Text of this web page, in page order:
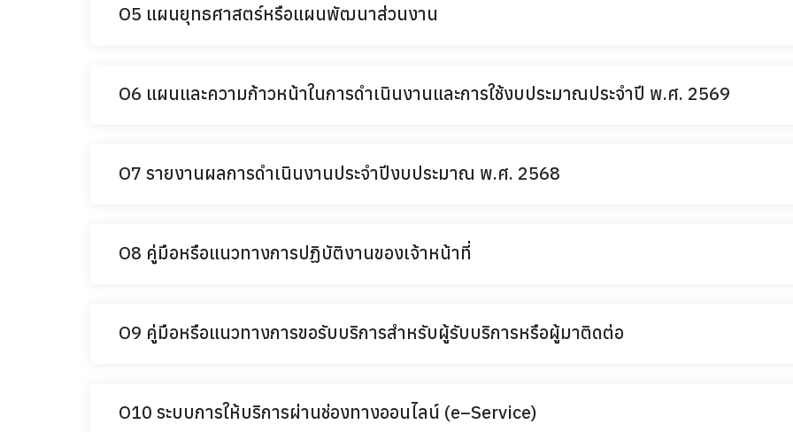
O5 แผนยุทธศาสตร์หรือแผนพัฒนาส่วนงาน
O6 แผนและความก้าวหน้าในการดำเนินงานและการใช้งบประมาณประจำปี พ.ศ. 2569
O7 รายงานผลการดำเนินงานประจำปีงบประมาณ พ.ศ. 2568
O8 คู่มือหรือแนวทางการปฏิบัติงานของเจ้าหน้าที่
O9 คู่มือหรือแนวทางการขอรับบริการสำหรับผู้รับบริการหรือผู้มาติดต่อ
O10 ระบบการให้บริการผ่านช่องทางออนไลน์ (e–Service)